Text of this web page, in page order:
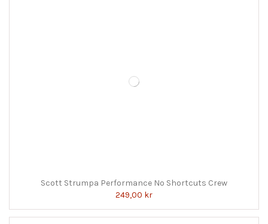
Scott Strumpa Performance No Shortcuts Crew
249,00 kr